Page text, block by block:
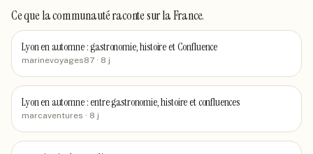
Ce que la communauté racontesur la France.
Lyon en automne : gastronomie, histoire et Confluence
marinevoyages87 · 8 j
Lyon en automne : entre gastronomie, histoire et confluences
marcaventures · 8 j